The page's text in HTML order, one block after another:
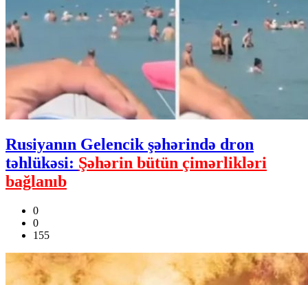
Rusiyanın Gelencik şəhərində dron
təhlükəsi: Şəhərin bütün çimərlikləri
bağlanıb
0
0
155